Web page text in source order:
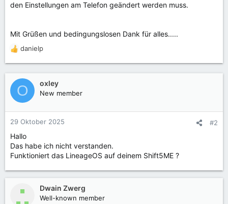
den Einstellungen am Telefon geändert werden muss.
Mit Grüßen und bedingungslosen Dank für alles.....
R
e
t
i
e
n
:
danielp
O oxley
New member
29 Oktober 2025 #2
Hallo
Das habe ich nicht verstanden.
Funktioniert das LineageOS auf deinem Shift5ME ?
Dwain Zwerg
Well-known member